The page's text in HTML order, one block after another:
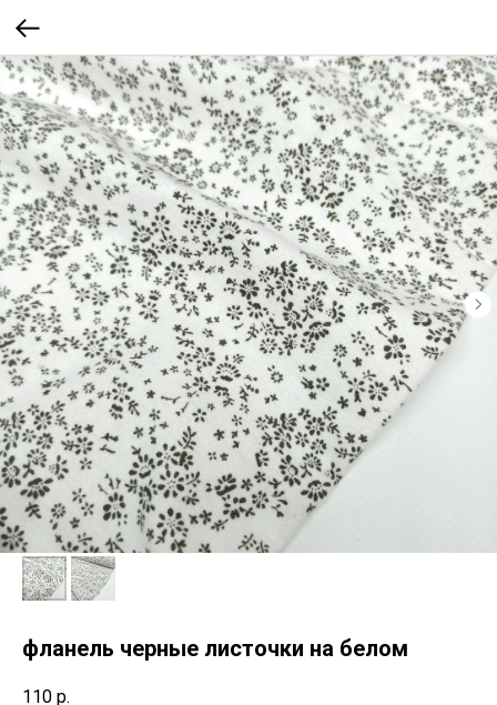
фланель черные листочки на белом
110 р.